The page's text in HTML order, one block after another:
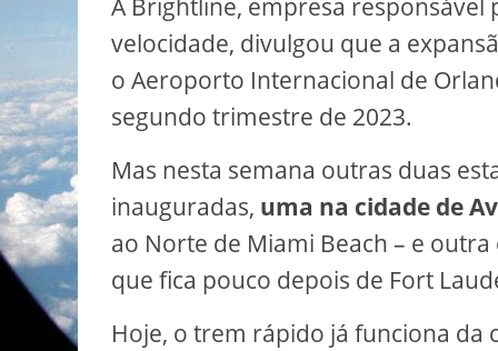
velocidade, divulgou que a
o Aeroporto Internacional de
segundo trimestre de 2023.
Mas nesta semana outras duas
inauguradas, uma na cidade de
ao Norte de Miami Beach – e
que fica pouco depois de Fort
Hoje, o trem rápido já funciona da